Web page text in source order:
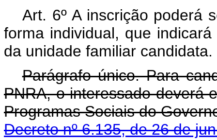
Art. 6º A inscrição poderá
forma individual, que
da unidade familiar candidata.
Parágrafo único. Para
PNRA, o interessado deverá
Programas Sociais do
Decreto nº 6.135, de 26 de